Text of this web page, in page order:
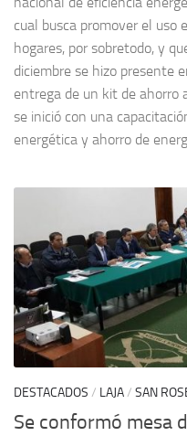
cual busca promover el uso
hogares, por sobretodo, y
diciembre se hizo presente
entrega de un kit de ahorro
se inició con una
energética y ahorro de
DESTACADOS / LAJA/ SAN
Se conformó mesa